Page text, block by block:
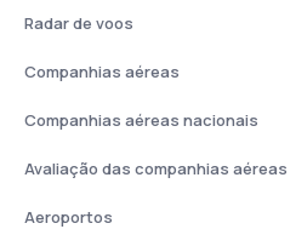
Radar de voos
Companhias aéreas
Companhias aéreas nacionais
Avaliação das companhias aéreas
Aeroportos